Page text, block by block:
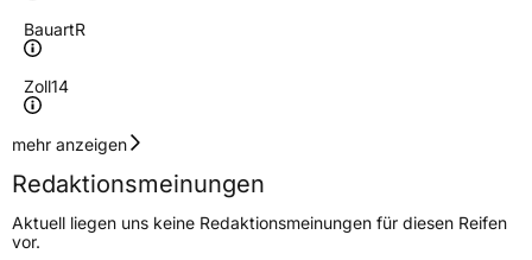
BauartR
Zoll14
Geschwindigkeitsindex
Höchstgeschwindigkeit
140 km/h
Lastindex96
mehr anzeigen
Redaktionsmeinungen
Aktuell liegen uns keine Redaktionsmeinungen für diesen Reifen
vor.